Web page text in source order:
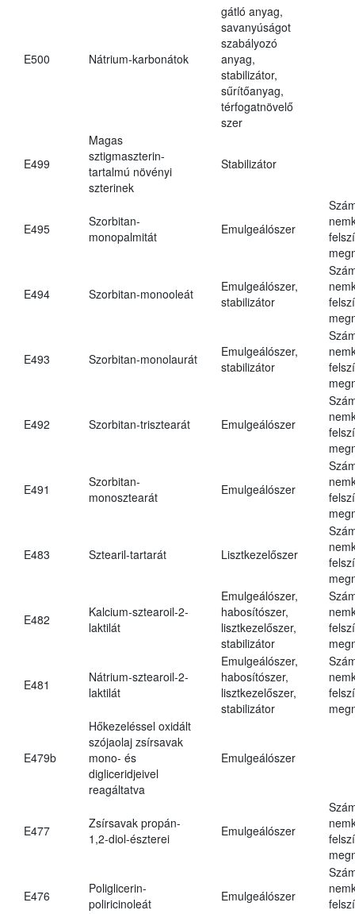
E500 Nátrium-karbonátok
gátló anyag,
savanyúságot
szabályozó
anyag,
stabilizátor,
sűrítőanyag,
térfogatnövelő
szer
E499
Magas
sztigmaszterin-
tartalmú növényi
szterinek
Stabilizátor
E495
Szorbitan-
monopalmitát
Emulgeálószer
E494 Szorbitan-monooleát
Emulgeálószer,
stabilizátor
E493 Szorbitan-monolaurát
Emulgeálószer,
stabilizátor
E492 Szorbitan-trisztearát Emulgeálószer
E491
Szorbitan-
monosztearát
Emulgeálószer
E483 Sztearil-tartarát Lisztkezelőszer
E482
Kalcium-sztearoil-2-
laktilát
Emulgeálószer,
habosítószer,
lisztkezelőszer,
stabilizátor
E481
Nátrium-sztearoil-2-
laktilát
Emulgeálószer,
habosítószer,
lisztkezelőszer,
stabilizátor
E479b
Hőkezeléssel oxidált
szójaolaj zsírsavak
mono- és
digliceridjeivel
reagáltatva
Emulgeálószer
E477
Zsírsavak propán-
1,2-diol-észterei
Emulgeálószer
E476
Poliglicerin-
poliricinoleát
Emulgeálószer